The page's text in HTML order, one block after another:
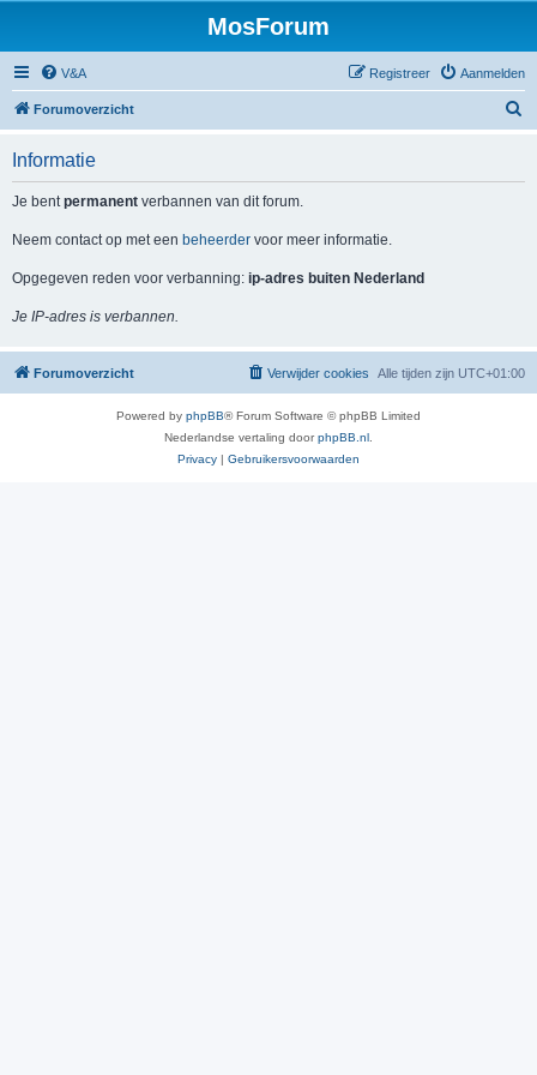
MosForum
V&A Aanmelden
Registreer
Forumoverzicht
Informatie
Je bentpermanent verbannen van dit forum.
Neem contact op met een beheerder voor meer informatie.
Opgegeven reden voor verbanning: ip-adres buiten Nederland
Je IP-adres is verbannen.
Forumoverzicht Alle tijden zijn UTC+01:00
Verwijder cookies
Powered by phpBB® Forum Software © phpBB Limited
Nederlandse vertaling doorphpBB.nl
Privacy | Gebruikersvoorwaarden